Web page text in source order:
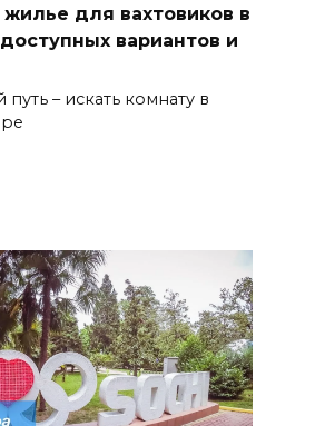
для вахтовиков в
вариантов и
– искать комнату в